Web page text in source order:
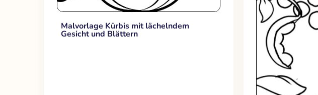
Malvorlage Kürbis mit lächelndem
Gesicht und Blättern